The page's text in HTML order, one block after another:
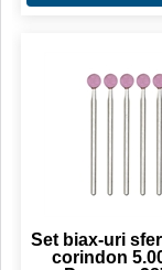
Set biax-uri
corindon